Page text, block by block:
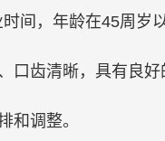
间，年龄在45周岁
口齿清晰，具有良好
和调整。